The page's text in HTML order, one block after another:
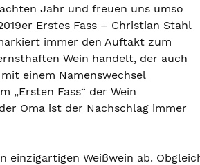
Jahr und freuen uns umso
Erstes Fass – Christian Stahl
immer den Auftakt zum
Wein handelt, der auch
einem Namenswechsel
„Ersten Fass“ der Wein
Oma ist der Nachschlag immer
Weißwein ab.